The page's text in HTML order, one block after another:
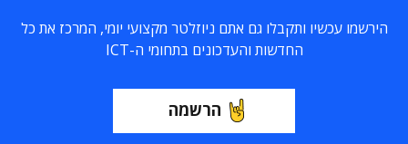
הירשמו עכשיו ותקבלו גם אתם ניוזלטר מקצועי יומי, המרכז את כל
החדשות והעדכונים בתחומי ה-ICT
הרשמה